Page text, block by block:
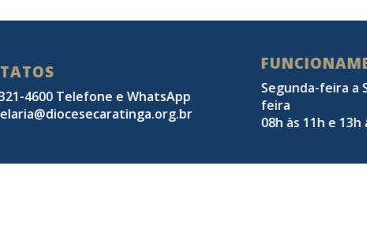
4600 Telefone e WhatsApp
Segunda-feira a
feira
08h às 11h e 13h